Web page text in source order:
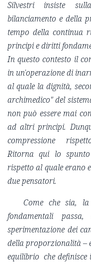
Silvestri insiste
bilanciamento e della
tempo della continua
principi e diritti
In questo contesto il
in un'operazione di
al quale la dignità,
archimedico" del
non può essere mai
ad altri principi.
compressione
Ritorna qui lo
rispetto al quale erano
due pensatori.
Come che sia,
fondamentali
sperimentazione dei
della proporzionalità –
equilibrio che definisce